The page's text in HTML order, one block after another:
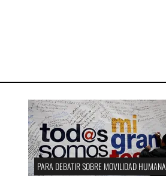
PARA DEBATIR SOBRE MOVILIDAD HUMANA